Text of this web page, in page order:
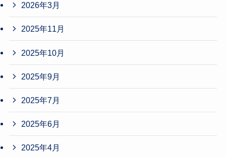
2026年3月
2025年11月
2025年10月
2025年9月
2025年7月
2025年6月
2025年4月